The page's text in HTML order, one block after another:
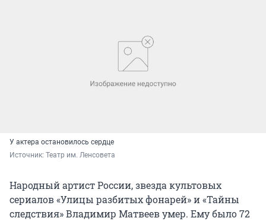
У актера остановилось сердце
Источник: Театр им. Ленсовета
Народный артист России, звезда культовых
сериалов «Улицы разбитых фонарей» и «Тайны
следствия» Владимир Матвеев умер. Ему было 72